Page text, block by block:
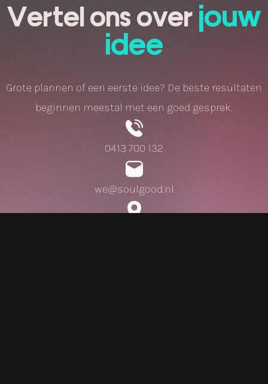
Vertel ons over jouw
idee
Grote plannen of een eerste idee? De beste resultaten
beginnen meestal met een goed gesprek.
0413 700 132
we@soulgood.nl